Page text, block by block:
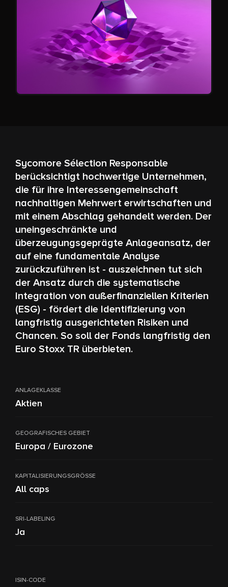
Sycomore Sélection Responsable
berücksichtigt hochwertige Unternehmen,
die für ihre Interessengemeinschaft
nachhaltigen Mehrwert erwirtschaften und
mit einem Abschlag gehandelt werden. Der
uneingeschränkte und
überzeugungsgeprägte Anlageansatz, der
auf eine fundamentale Analyse
zurückzuführen ist - auszeichnen tut sich
der Ansatz durch die systematische
Integration von außerfinanziellen Kriterien
(ESG) - fördert die Identifizierung von
langfristig ausgerichteten Risiken und
Chancen. So soll der Fonds langfristig den
Euro Stoxx TR überbieten.
ANLAGEKLASSE
Aktien
GEOGRAFISCHES GEBIET
Europa / Eurozone
KAPITALISIERUNGSGRÖSSE
All caps
SRI-LABELING
Ja
ISIN-CODE